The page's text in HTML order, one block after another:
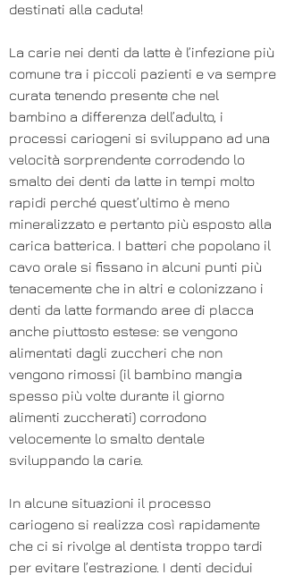
destinati alla caduta!
La carie nei denti da latte è l’infezione più
comune tra i piccoli pazienti e va sempre
curata tenendo presente che nel
bambino a differenza dell’adulto, i
processi cariogeni si sviluppano ad una
velocità sorprendente corrodendo lo
smalto dei denti da latte in tempi molto
rapidi perché quest’ultimo è meno
mineralizzato e pertanto più esposto alla
carica batterica. I batteri che popolano il
cavo orale si fissano in alcuni punti più
tenacemente che in altri e colonizzano i
denti da latte formando aree di placca
anche piuttosto estese: se vengono
alimentati dagli zuccheri che non
vengono rimossi (il bambino mangia
spesso più volte durante il giorno
alimenti zuccherati) corrodono
velocemente lo smalto dentale
sviluppando la carie.
In alcune situazioni il processo
cariogeno si realizza così rapidamente
che ci si rivolge al dentista troppo tardi
per evitare l’estrazione. I denti decidui